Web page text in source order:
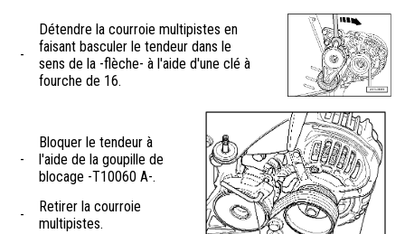
-
Détendre la courroie multipistes en
faisant basculer le tendeur dans le
sens de la -flèche- à l'aide d'une clé à
fourche de 16.
-
Bloquer le tendeur à
l'aide de la goupille de
blocage -T10060 A-.
-
Retirer la courroie
multipistes.